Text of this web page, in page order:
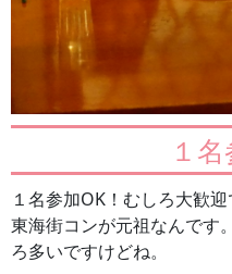
１
１名参加OK！むしろ大歓
東海街コンが元祖なんです
ろ多いですけどね。